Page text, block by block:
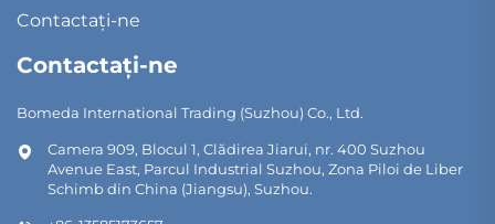
Contactați-ne
Contactați-ne
Bomeda International Trading (Suzhou) Co., Ltd.
Camera 909, Blocul 1, Clădirea Jiarui, nr. 400 Suzhou
Avenue East, Parcul Industrial Suzhou, Zona Piloi de Liber
Schimb din China (Jiangsu), Suzhou.